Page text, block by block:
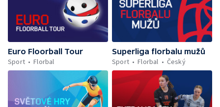
Euro Floorball Tour
Sport
Florbal
Superliga florbalu mužů
Sport
Florbal Český